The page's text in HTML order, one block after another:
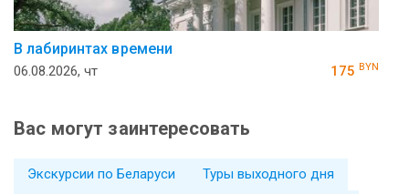
В лабиринтах времени
06.08.2026, чт 175 BYN
Вас могут заинтересовать
Экскурсии по Беларуси
Туры выходного дня